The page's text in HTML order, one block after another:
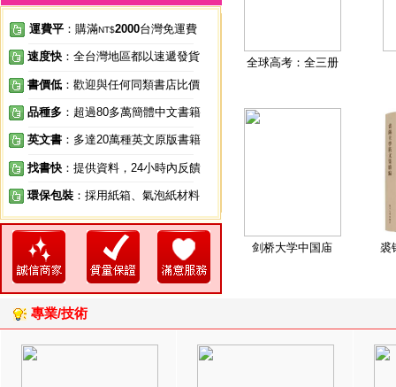
運費平 ：購滿NT$2000台灣免運費
速度快 ：全台灣地區都以速遞發貨
書價低 ：歡迎與任何同類書店比價
品種多 ：超過80多萬簡體中文書籍
英文書 ：多達20萬種英文原版書籍
找書快 ：提供資料，24小時內反饋
環保包裝 ：採用紙箱、氣泡紙材料
全球高考：全三册
剑桥大学中国庙 裘
專業/技術